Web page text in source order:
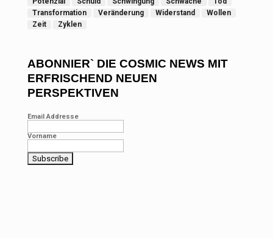
Transformation
Veränderung Widerstand
Wollen
Zeit
Zyklen
ABONNIER` DIE COSMIC NEWS MIT
ERFRISCHEND NEUEN
PERSPEKTIVEN
Email Addresse
Vorname